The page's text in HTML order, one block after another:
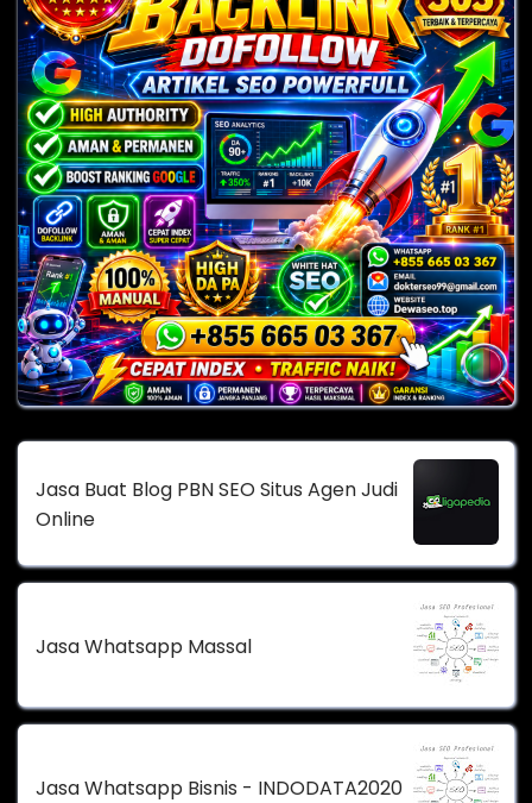
Jasa Buat Blog PBN SEO Situs Agen Judi
Online
Jasa Whatsapp Massal
Jasa Whatsapp Bisnis - INDODATA2020